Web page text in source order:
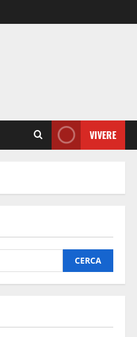
VIVERE